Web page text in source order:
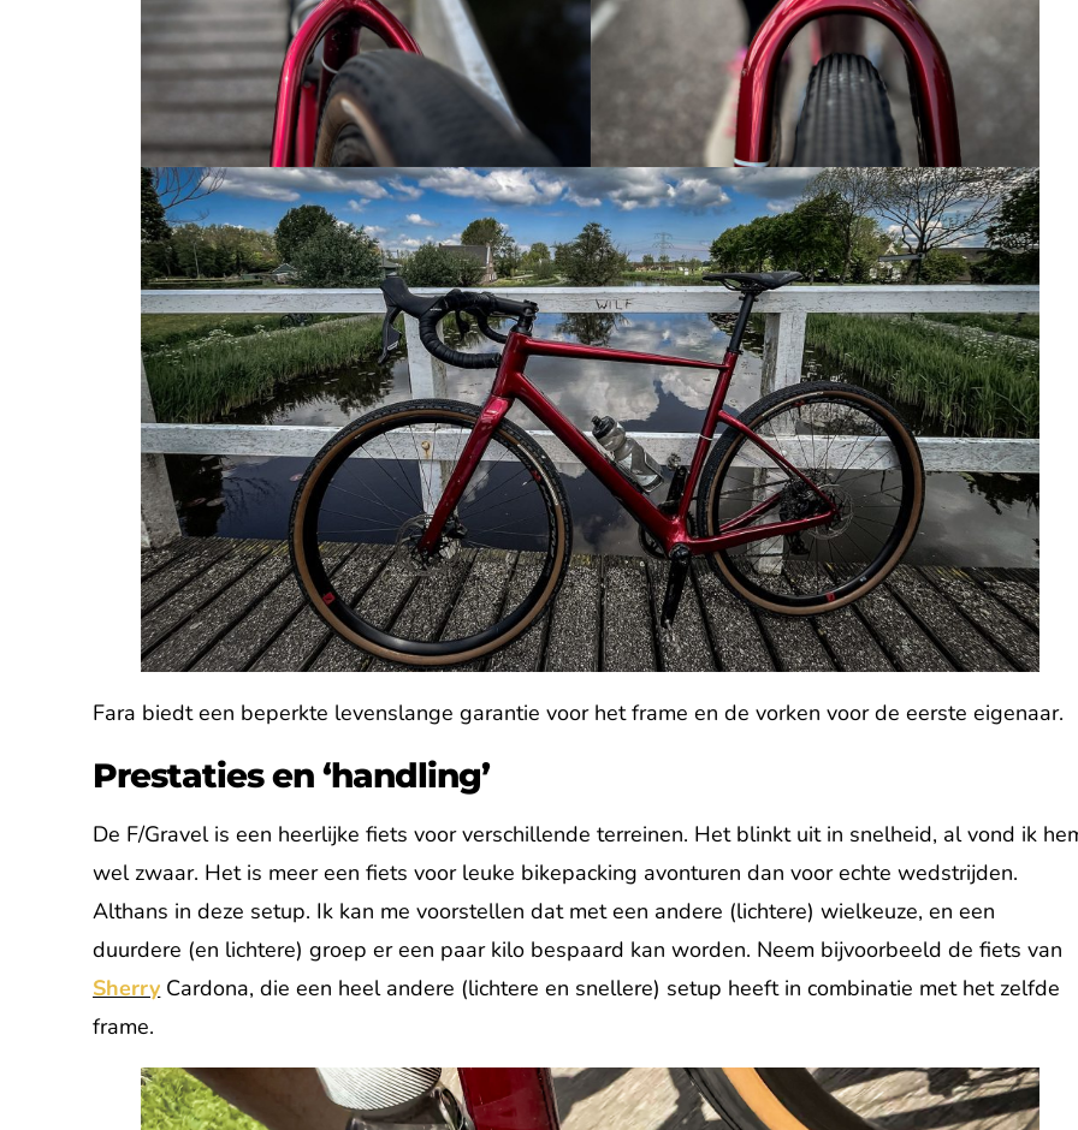
Fara biedt een beperkte levenslange garantie voor het frame en de vorken voor de eerste eigenaar.
Prestaties en ‘handling’
De F/Gravel is een heerlijke fiets voor verschillende terreinen. Het blinkt uit in snelheid, al vond ik
wel zwaar. Het is meer een fiets voor leuke bikepacking avonturen dan voor echte wedstrijden.
Althans in deze setup. Ik kan me voorstellen dat met een andere (lichtere) wielkeuze, en een
duurdere (en lichtere) groep er een paar kilo bespaard kan worden. Neem bijvoorbeeld de fiets van
Sherry Cardona, die een heel andere (lichtere en snellere) setup heeft in combinatie met het zelfde
frame.